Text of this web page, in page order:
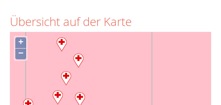
Übersicht auf der Karte
+
−